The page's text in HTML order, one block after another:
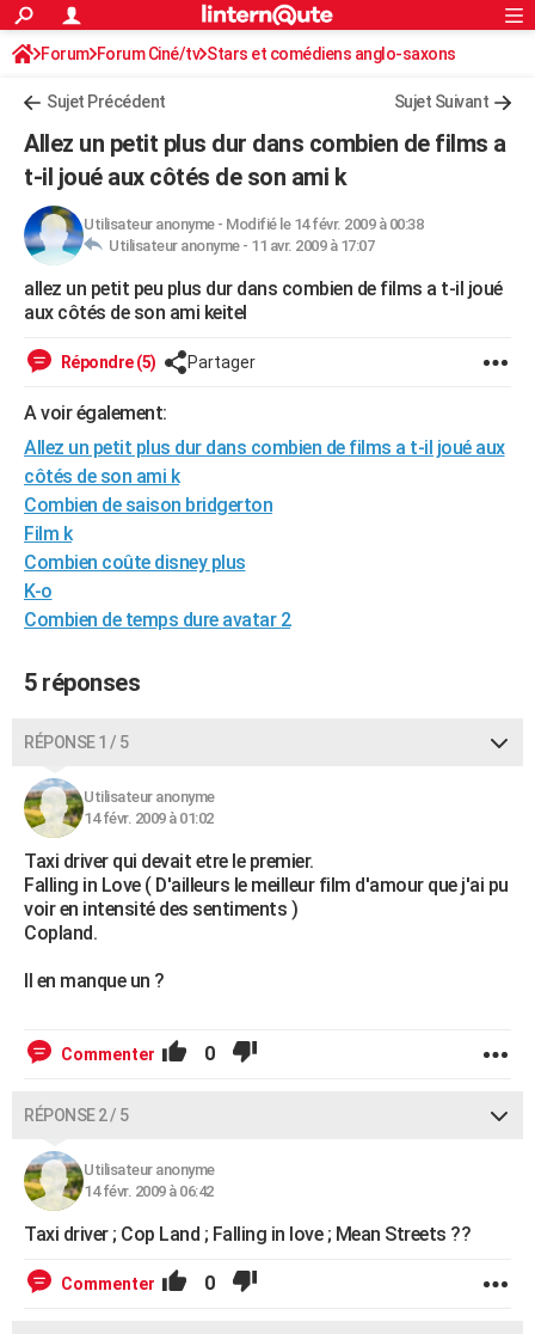
ACTUALITÉS
Politique
Société
Faits Divers
Education
Monde
Villes
+
Programme TV
TNTStreaming
Cinéma
Sorties cinéma
Musique
+FINANCE
Retraite
Impôts
Epargne
Immobilier
Risques naturels par ville
Banque
Assurance
Crédit
AUTO
Essais
Réserver un essai
Citadines
Berlines
SUV
Forum auto
HIGH-TECH
Mobiles
Meilleur smartphone
Internet
Ordinateurs
Jeux vidéo
Guide high-tech
+BRICOLAGE
Forum
Aménagement intérieur
Extérieur
Cuisine
Salle de bains
Jardinage
Rangement
WEEK-END
Guides de France
Escapades
Patrimoine
Expositions
Musées
Week-end nature
+LIFESTYLE
Art de vivre
Bien-être
Loisirs
Mode
Modes de vie
SANTE
Alimentation
Guide de la santé
Maladies
Médicaments
Sommeil
VOYAGE
Destinations
City break
Voyage nature
Voyage de noces
Forum
Climat
+PHOTO
GUIDES D'ACHAT
Carte de Noël
Carte Bonne année
Carte Saint-Valentin
Carte Pâques
Carte d'anniversaire
Dictionnaire
Biographies
Citations
Expressions
Proverbes
PROGRAMME TV
COPAINS D'AVANT
S'inscrire
Se connecter
Lycées
Collèges
Primaires
Universités
Entreprises
Service militaire
Avis de recherche
AVIS DE DÉCÈS
Rechercher
S'inscrire
Connexion
Forum Forum Ciné/tv Stars et comédiens anglo-saxons
Sujet Précédent Sujet Suivant
Allez un petit plus dur dans combien de films a
t-il joué aux côtés de son ami k
Utilisateur anonyme- Modifié le 14 févr. 2009 à 00:38
Utilisateur anonyme - 11 avr. 2009 à 17:07
allez un petit peu plus dur dans combien de films a t-il joué
aux côtés de son ami keitel
Répondre (5) Partager
A voir également:
Allez un petit plus dur dans combien de films a t-il joué aux
côtés de son ami k
Combien de saison bridgerton
Film k
Combien coûte disney plus
K-o
Combien de temps dure avatar 2
5 réponses
RÉPONSE 1 / 5
Utilisateur anonyme
14 févr. 2009 à 01:02
Taxi driver qui devait etre le premier.
Falling in Love ( D'ailleurs le meilleur film d'amour que j'ai pu
voir en intensité des sentiments )
Copland.
Il en manque un ?
Commenter 0
RÉPONSE 2 / 5
Utilisateur anonyme
14 févr. 2009 à 06:42
Taxi driver ; Cop Land ; Falling in love ; Mean Streets ??
Commenter 0